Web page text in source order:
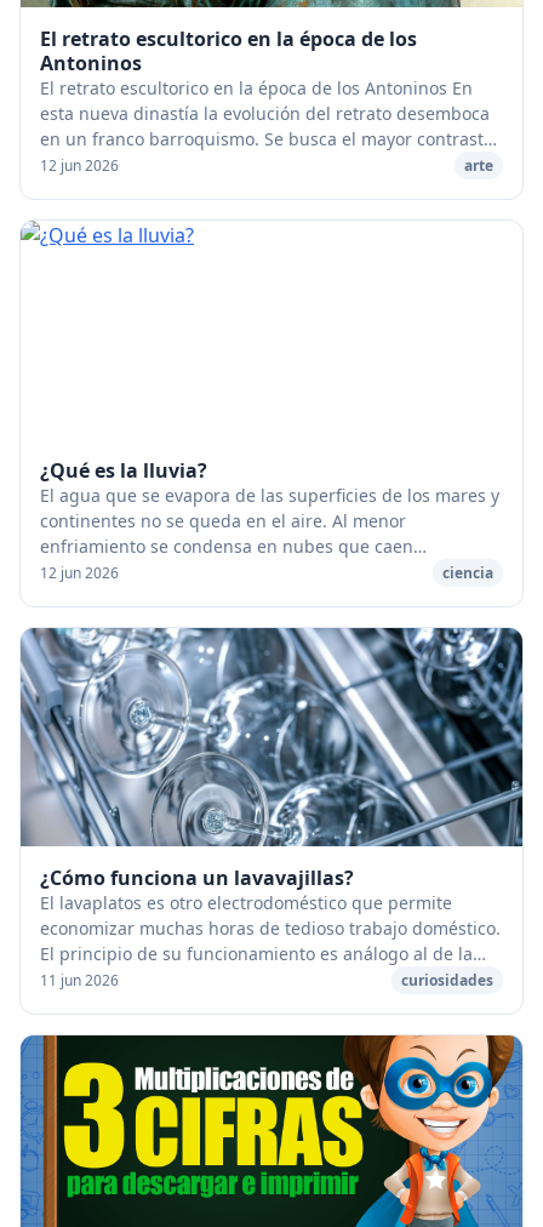
El retrato escultorico en la época de los
Antoninos
El retrato escultorico en la época de los Antoninos En
esta nueva dinastía la evolución del retrato desemboca
en un franco barroquismo. Se busca el mayor contraste
posible entre la suavidad y la tersu...
12 jun 2026 arte
¿Qué es la lluvia?
El agua que se evapora de las superficies de los mares y
continentes no se queda en el aire. Al menor
enfriamiento se condensa en nubes que caen
seguidamente en forma de gotas de lluvia. [caption
12 jun 2026 ciencia
¿Cómo funciona un lavavajillas?
El lavaplatos es otro electrodoméstico que permite
economizar muchas horas de tedioso trabajo doméstico.
El principio de su funcionamiento es análogo al de la
máquina de la lavadora. [caption id="atta...
11 jun 2026 curiosidades